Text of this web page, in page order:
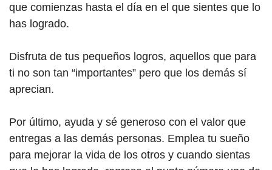
que comienzas hasta el día en el que sientes que lo
has logrado.
Disfruta de tus pequeños logros, aquellos que para
ti no son tan “importantes” pero que los demás sí
aprecian.
Por último, ayuda y sé generoso con el valor que
entregas a las demás personas. Emplea tu sueño
para mejorar la vida de los otros y cuando sientas